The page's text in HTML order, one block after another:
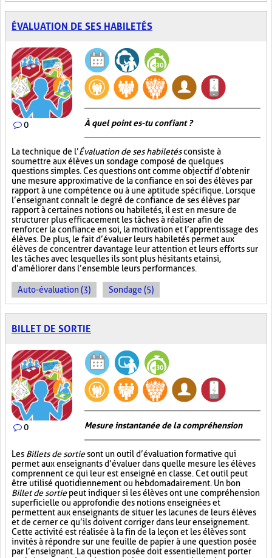
ÉVALUATION DE SES HABILETÉS
0 À quel point es-tu confiant ?
La technique de l’Évaluation de ses habiletésconsiste à
soumettre aux élèves un sondage composé de quelques
questions simples. Ces questions ont comme objectif d’obtenir
une mesure approximative de la confiance en soi des élèves par
rapport à une compétence ou à une aptitude spécifique. Lorsque
l’enseignant connaît le degré de confiance de ses élèves par
rapport à certaines notions ou habiletés, il est en mesure de
structurer plus efficacement les tâches à réaliser afin de
renforcer la confiance en soi, la motivation et l’apprentissage des
élèves. De plus, le fait d’évaluer leurs habiletés permet aux
élèves de concentrer davantage leur attention et leurs efforts sur
les tâches avec lesquelles ils sont plus hésitants et ainsi,
d’améliorer dans l’ensemble leurs performances.
Auto-évaluation (3) Sondage (5)
BILLET DE SORTIE
0 Mesure instantanée de la compréhension
Les Billets de sortiesont un outil d’évaluation formative qui
permet aux enseignants d’évaluer dans quelle mesure les élèves
comprennent ce qui leur est enseigné en classe. Cet outil peut
être utilisé quotidiennement ou hebdomadairement. Un bon
Billet de sortiepeut indiquer si les élèves ont une compréhension
superficielle ou approfondie des notions enseignées et
permettent aux enseignants de situer les lacunes de leurs élèves
et de cerner ce qu’ils doivent corriger dans leur enseignement.
Cette activité est réalisée à la fin de la leçon et les élèves sont
invités à répondre sur une feuille de papier à une question posée
par l’enseignant. La question posée doit essentiellement porter